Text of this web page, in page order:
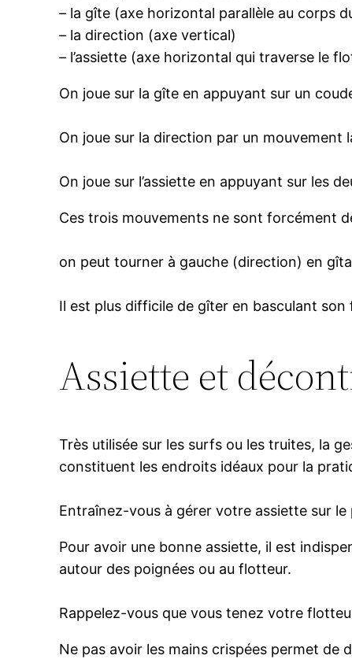
– la gîte (axe horizontal parallèle au corps
– la direction (axe vertical)
– l’assiette (axe horizontal qui traverse le
On joue sur la gîte en appuyant sur un
On joue sur la direction par un mouvement
On joue sur l’assiette en appuyant sur les
Ces trois mouvements ne sont forcément
on peut tourner à gauche (direction) en
Il est plus difficile de gîter en basculant son
Assiette et
Très utilisée sur les surfs ou les truites, la
constituent les endroits idéaux pour la
Entraînez-vous à gérer votre assiette sur le
Pour avoir une bonne assiette, il est
autour des poignées ou au flotteur.
Rappelez-vous que vous tenez votre
Ne pas avoir les mains crispées permet de